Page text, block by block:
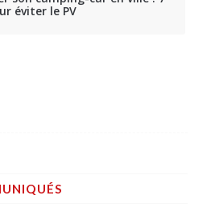
éviter le PV